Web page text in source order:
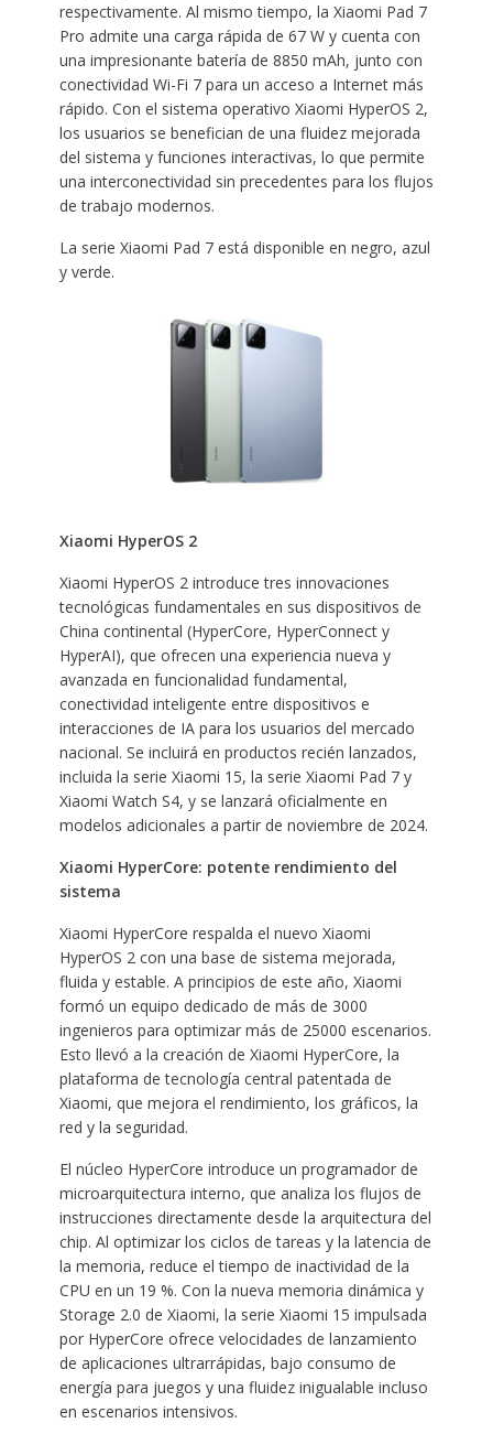
respectivamente. Al mismo tiempo, la Xiaomi Pad 7
Pro admite una carga rápida de 67 W y cuenta con
una impresionante batería de 8850 mAh, junto con
conectividad Wi-Fi 7 para un acceso a Internet más
rápido. Con el sistema operativo Xiaomi HyperOS 2,
los usuarios se benefician de una fluidez mejorada
del sistema y funciones interactivas, lo que permite
una interconectividad sin precedentes para los flujos
de trabajo modernos.
La serie Xiaomi Pad 7 está disponible en negro, azul
y verde.
Xiaomi HyperOS 2
Xiaomi HyperOS 2 introduce tres innovaciones
tecnológicas fundamentales en sus dispositivos de
China continental (HyperCore, HyperConnect y
HyperAI), que ofrecen una experiencia nueva y
avanzada en funcionalidad fundamental,
conectividad inteligente entre dispositivos e
interacciones de IA para los usuarios del mercado
nacional. Se incluirá en productos recién lanzados,
incluida la serie Xiaomi 15, la serie Xiaomi Pad 7 y
Xiaomi Watch S4, y se lanzará oficialmente en
modelos adicionales a partir de noviembre de 2024.
Xiaomi HyperCore: potente rendimiento del
sistema
Xiaomi HyperCore respalda el nuevo Xiaomi
HyperOS 2 con una base de sistema mejorada,
fluida y estable. A principios de este año, Xiaomi
formó un equipo dedicado de más de 3000
ingenieros para optimizar más de 25000 escenarios.
Esto llevó a la creación de Xiaomi HyperCore, la
plataforma de tecnología central patentada de
Xiaomi, que mejora el rendimiento, los gráficos, la
red y la seguridad.
El núcleo HyperCore introduce un programador de
microarquitectura interno, que analiza los flujos de
instrucciones directamente desde la arquitectura del
chip. Al optimizar los ciclos de tareas y la latencia de
la memoria, reduce el tiempo de inactividad de la
CPU en un 19 %. Con la nueva memoria dinámica y
Storage 2.0 de Xiaomi, la serie Xiaomi 15 impulsada
por HyperCore ofrece velocidades de lanzamiento
de aplicaciones ultrarrápidas, bajo consumo de
energía para juegos y una fluidez inigualable incluso
en escenarios intensivos.